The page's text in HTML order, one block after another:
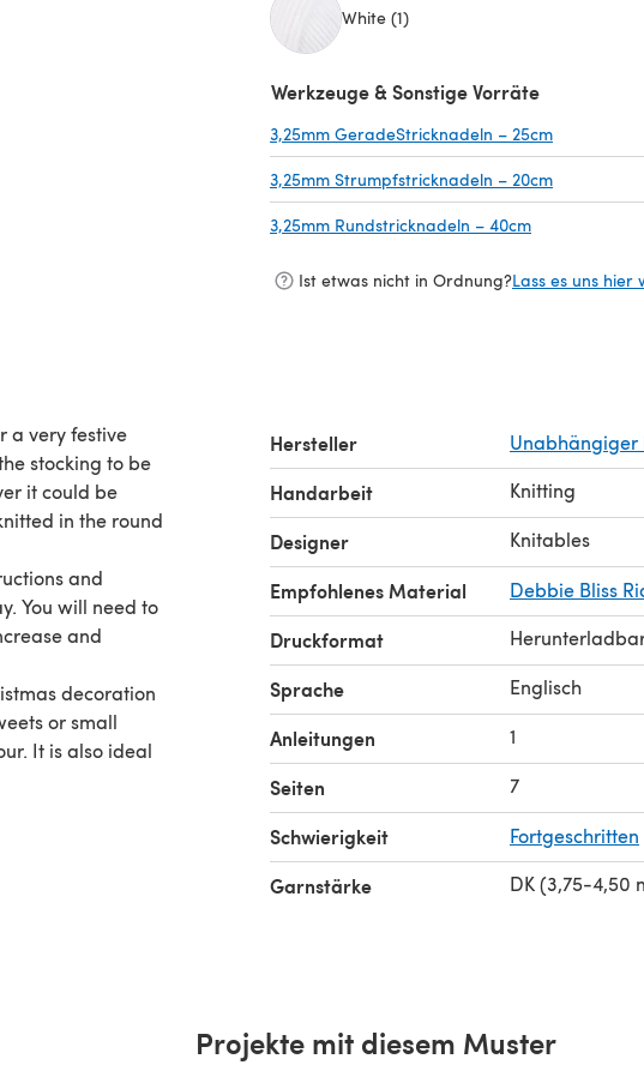
White (1)
Werkzeuge & Sonstige Vorräte
3,25mm GeradeStricknadeln – 25cm
3,25mm Strumpfstricknadeln – 20cm
3,25mm Rundstricknadeln – 40cm
Ist etwas nicht in Ordnung?Lass es uns hier
a very festive
stocking to be
it could be
in the round
and
You will need to
and
decoration
or small
It is also ideal
Hersteller Unabhängiger
Handarbeit Knitting
Designer Knitables
Empfohlenes Material Debbie Bliss
Druckformat
Sprache Englisch
Anleitungen 1
Seiten 7
Schwierigkeit Fortgeschritten
Garnstärke DK (3,75-4,50
Projekte mit diesem Muster